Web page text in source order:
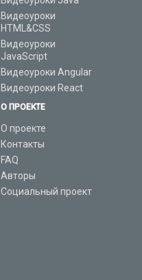
Видеоуроки
HTML&CSS
Видеоуроки
JavaScript
Видеоуроки Angular
Видеоуроки React
О ПРОЕКТЕ
О проекте
Контакты
FAQ
Авторы
Социальный проект